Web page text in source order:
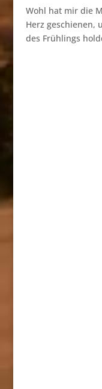
Wohl hat mir die
Herz geschienen,
des Frühlings